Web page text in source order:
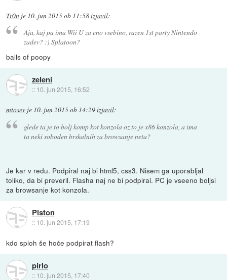
Tr0n je 10. jun 2015 ob 11:58izjavil:
Aja, kaj pa ima Wii U za eno vsebino, razen 1st party Nintendo
zadev? :) Splatoon?
balls of poopy
zeleni
:: 10. jun 2015, 16:52
mtosev je 10. jun 2015 ob 14:29izjavil:
glede ta je to bolj komp kot konzola oz to je x86 konzola, a ima
ta neki soboden brskalnih za browsanje neta?
Je kar v redu. Podpiral naj bi html5, css3. Nisem ga uporabljal
toliko, da bi preveril. Flasha naj ne bi podpiral. PC je vseeno boljsi
za browsanje kot konzola.
Piston
:: 10. jun 2015, 17:19
kdo sploh še hoče podpirat flash?
pirlo
:: 10. jun 2015, 17:40